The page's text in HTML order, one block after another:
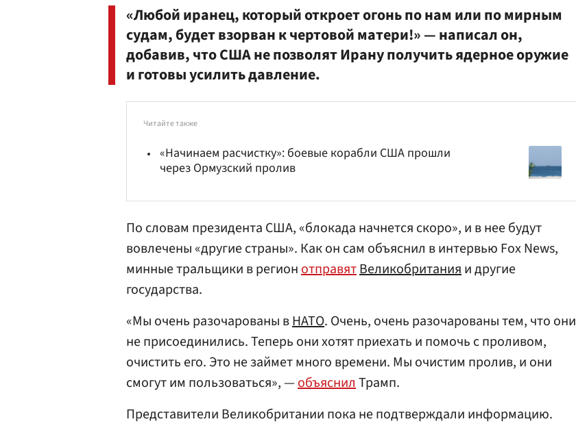
«Любой иранец, который откроет огонь по нам или по мирным
судам, будет взорван к чертовой матери!» — написал он,
добавив, что США не позволят Ирану получить ядерное оружие
и готовы усилить давление.
Читайте также
«Начинаем расчистку»: боевые корабли США прошли
через Ормузский пролив
По словам президента США, «блокада начнется скоро», и в нее будут
вовлечены «другие страны». Как он сам объяснил в интервью Fox News,
минные тральщики в регионотправятВеликобританияи другие
государства.
«Мы очень разочарованы вНАТО. Очень, очень разочарованы тем, что они
не присоединились. Теперь они хотят приехать и помочь с проливом,
очистить его. Это не займет много времени. Мы очистим пролив, и они
смогут им пользоваться», —объяснилТрамп.
Представители Великобритании пока не подтверждали информацию.